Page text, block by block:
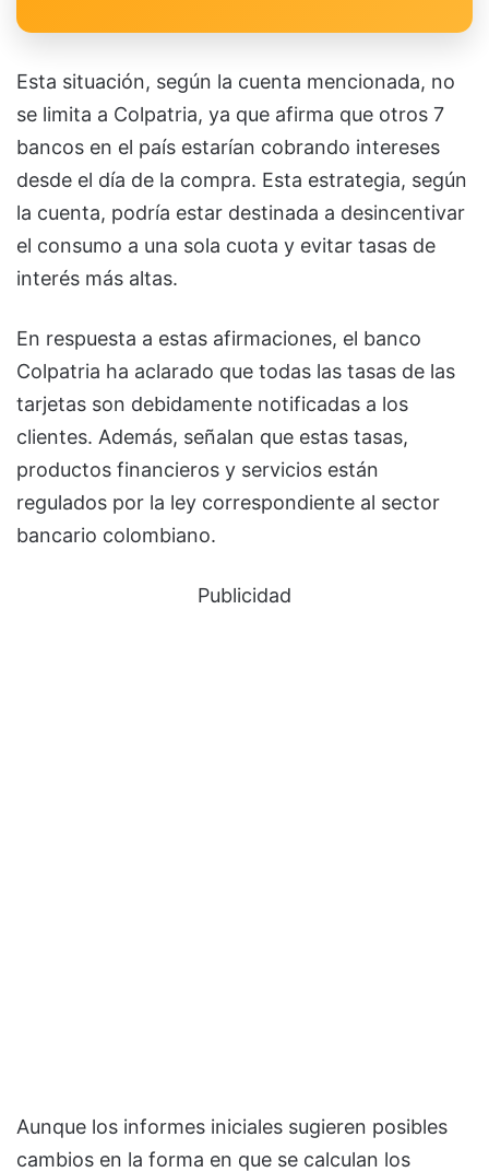
Esta situación, según la cuenta mencionada, no
se limita a Colpatria, ya que afirma que otros 7
bancos en el país estarían cobrando intereses
desde el día de la compra. Esta estrategia, según
la cuenta, podría estar destinada a desincentivar
el consumo a una sola cuota y evitar tasas de
interés más altas.
En respuesta a estas afirmaciones, el banco
Colpatria ha aclarado que todas las tasas de las
tarjetas son debidamente notificadas a los
clientes. Además, señalan que estas tasas,
productos financieros y servicios están
regulados por la ley correspondiente al sector
bancario colombiano.
Publicidad
Aunque los informes iniciales sugieren posibles
cambios en la forma en que se calculan los